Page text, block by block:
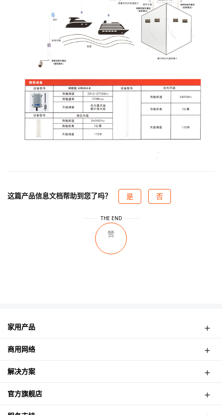
这篇产品信息文档帮助到您了吗？ 是 否
THE END
赞
家用产品
弱电箱路由
网络摄像机
商用网络
无线CPE
吸顶式AP
解决方案
酒店无线覆盖案例
塔吊无线监控案例
官方旗舰店
津朗信天猫店